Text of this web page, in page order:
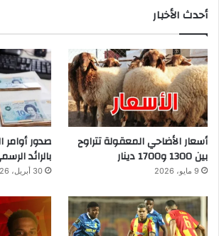
أحدث الأخبار
أسعار الأضاحي المعقولة تتراوح
بين 1300 و1700 دينار
9 مايو، 2026
صدور أوامر
بالرائد
30 أبريل، 2026